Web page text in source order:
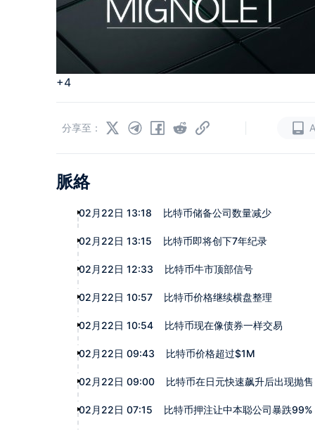
+4
分享至：
脈絡
02月22日 13:18 比特币储备公司数量减少
02月22日 13:15 比特币即将创下7年纪录
02月22日 12:33 比特币牛市顶部信号
02月22日 10:57 比特币价格继续横盘整理
02月22日 10:54 比特币现在像债券一样交易
02月22日 09:43 比特币价格超过$1M
02月22日 09:00 比特币在日元快速飙升后出现抛售
02月22日 07:15 比特币押注让中本聪公司暴跌99%